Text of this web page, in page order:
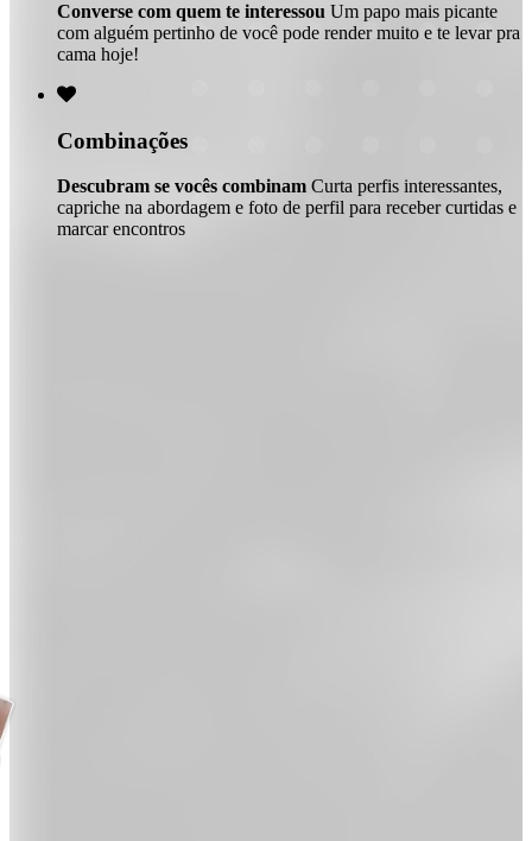
Converse com quem te interessou Um papo mais picante
com alguém pertinho de você pode render muito e te levar pra
cama hoje!

Combinações
Descubram se vocês combinam Curta perfis interessantes,
capriche na abordagem e foto de perfil para receber curtidas e
marcar encontros